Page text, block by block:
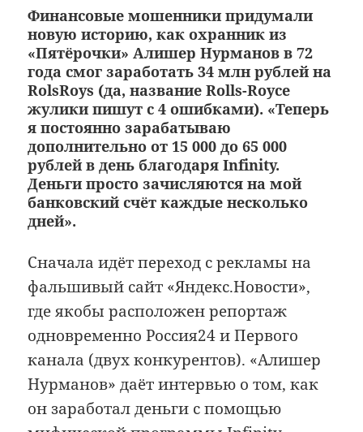
Финансовые мошенники придумали
новую историю, как охранник из
«Пятёрочки» Алишер Нурманов в 72
года смог заработать 34 млн рублей на
RolsRoys (да, название Rolls-Royce
жулики пишут с 4 ошибками). «Теперь
я постоянно зарабатываю
дополнительно от 15 000 до 65 000
рублей в день благодаря Infinity.
Деньги просто зачисляются на мой
банковский счёт каждые несколько
дней».
Сначала идёт переход с рекламы на
фальшивый сайт «Яндекс.Новости»,
где якобы расположен репортаж
одновременно Россия24 и Первого
канала (двух конкурентов). «Алишер
Нурманов» даёт интервью о том, как
он заработал деньги с помощью